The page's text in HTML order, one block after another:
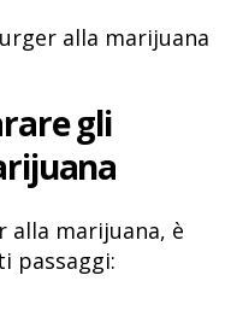
gli
alla marijuana, è
passaggi: